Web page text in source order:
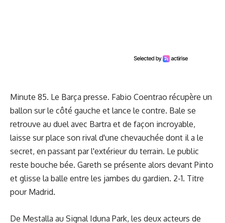
Minute 85. Le Barça presse. Fabio Coentrao récupère un
ballon sur le côté gauche et lance le contre. Bale se
retrouve au duel avec Bartra et de façon incroyable,
laisse sur place son rival d'une chevauchée dont il a le
secret, en passant par l'extérieur du terrain. Le public
reste bouche bée. Gareth se présente alors devant Pinto
et glisse la balle entre les jambes du gardien. 2-1. Titre
pour Madrid.
De Mestalla au Signal Iduna Park, les deux acteurs de